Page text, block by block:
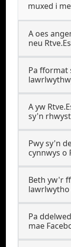
muxed i
A oes
neu
Pa fformat
A yw
sy'n
Pwy sy'n
cynnwys o
Beth yw'r
lawrlwytho
Pa
mae